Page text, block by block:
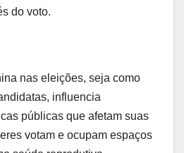
do voto.
nas eleições, seja como
influencia
públicas que afetam suas
votam e ocupam espaços